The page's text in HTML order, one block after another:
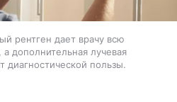
рентген дает врачу всю
дополнительная лучевая
диагностической пользы.